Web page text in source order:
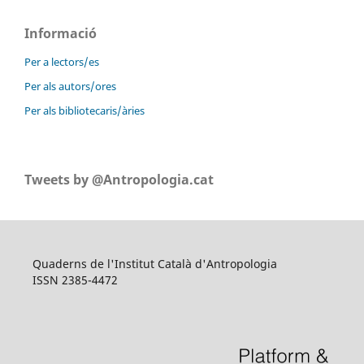
Informació
Per a lectors/es
Per als autors/ores
Per als bibliotecaris/àries
Tweets by @Antropologia.cat
Quaderns de l'Institut Català d'Antropologia
ISSN 2385-4472